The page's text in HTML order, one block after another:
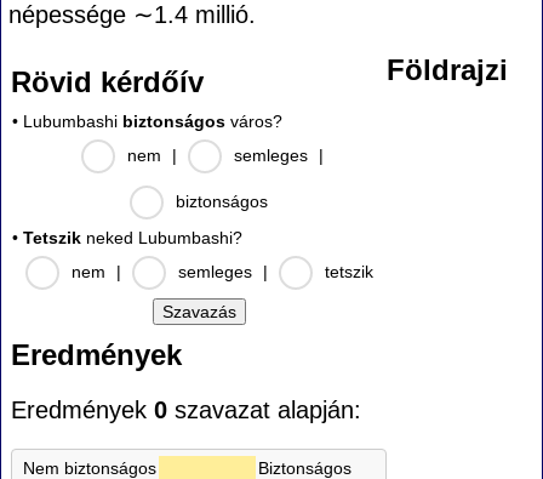
népessége ∼1.4 millió.
Rövid kérdőív
• Lubumbashi biztonságos város?
nem
| semleges |
biztonságos
• Tetszik neked Lubumbashi?
nem
| semleges | tetszik
Eredmények
Eredmények 0 szavazat alapján:
Nem biztonságos
Biztonságos
Földrajzi